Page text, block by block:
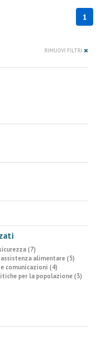
1
RIMUOVI FILTRI
(7)
alimentare (5)
comunicazioni (4)
per la popolazione (3)